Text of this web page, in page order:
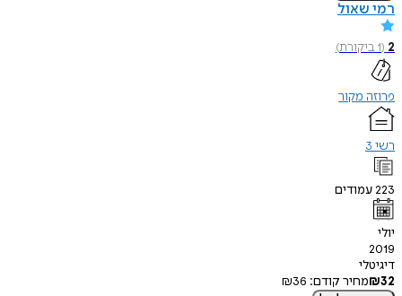
רמי שאול
2
(
1ביקורת)
פרוזה מקור
רשי 3
223עמודים
יולי
2019
דיגיטלי
₪32 מחיר קודם: ₪36